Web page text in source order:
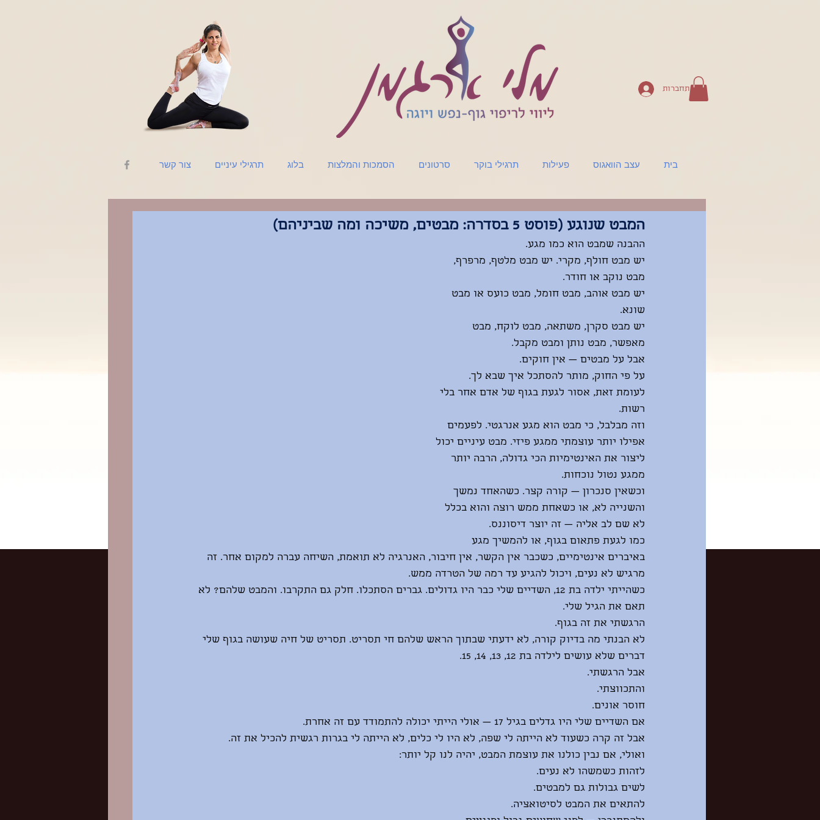
להתחברות
צור קשר תרגילי עיניים בלוג הסמכות והמלצות סרטונים תרגילי בוקר פעילות עצב הוואגוס בית
המבט שנוגע (פוסט 5 בסדרה: מבטים, משיכה ומה שביניהם)
ההבנה שמבט הוא כמו מגע.
יש מבט חולף, מקרי. יש מבט מלטף, מרפרף,
מבט נוקב או חודר.
יש מבט אוהב, מבט חומל, מבט כועס או מבט
שונא.
יש מבט סקרן, משתאה, מבט לוקח, מבט
מאפשר, מבט נותן ומבט מקבל.
אבל על מבטים — אין חוקים.
על פי החוק, מותר להסתכל איך שבא לך.
לעומת זאת, אסור לגעת בגוף של אדם אחר בלי
רשות.
וזה מבלבל, כי מבט הוא מגע אנרגטי. לפעמים
אפילו יותר עוצמתי ממגע פיזי. מבט עיניים יכול
ליצור את האינטימיות הכי גדולה, הרבה יותר
ממגע נטול נוכחות.
וכשאין סנכרון — קורה קצר. כשהאחד נמשך
והשנייה לא, או כשאחת ממש רוצה והוא בכלל
לא שם לב אליה — זה יוצר דיסוננס.
כמו לגעת פתאום בגוף, או להמשיך מגע
באיברים אינטימיים, כשכבר אין הקשר, אין חיבור, האנרגיה לא תואמת, השיחה עברה למקום אחר. זה
מרגיש לא נעים, ויכול להגיע עד רמה של הטרדה ממש.
כשהייתי ילדה בת 12, השדיים שלי כבר היו גדולים. גברים הסתכלו. חלק גם התקרבו. והמבט שלהם? לא
תאם את הגיל שלי.
הרגשתי את זה בגוף.
לא הבנתי מה בדיוק קורה, לא ידעתי שבתוך הראש שלהם חי תסריט. תסריט של חיה שעושה בגוף שלי
דברים שלא עושים לילדה בת 12, 13, 14, 15.
אבל הרגשתי.
והתכווצתי.
חוסר אונים.
אם השדיים שלי היו גדלים בגיל 17 — אולי הייתי יכולה להתמודד עם זה אחרת.
אבל זה קרה כשעוד לא הייתה לי שפה, לא היו לי כלים, לא הייתה לי בגרות רגשית להכיל את זה.
ואולי, אם נבין כולנו את עוצמת המבט, יהיה לנו קל יותר:
לזהות כשמשהו לא נעים.
לשים גבולות גם למבטים.
להתאים את המבט לסיטואציה.